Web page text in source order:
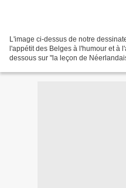
L'image ci-dessus de notre
l'appétit des Belges à l'humour et à
dessous sur "la leçon de